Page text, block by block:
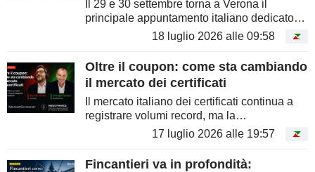
Il 29 e 30 settembre torna a Verona il
principale appuntamento italiano dedicato
alla consulenza finanziaria indipendente.
Iscrizioni aperte per un'edizione che mette al
centro intelligenza...
18 luglio 2026 alle 09:58
Oltre il coupon: come sta cambiando
il mercato dei certificati
Il mercato italiano dei certificati continua a
registrare volumi record, ma la
trasformazione più importante non è
quantitativa. Investitori e consulenti stanno
progressivamente spostando...
17 luglio 2026 alle 19:57
Fincantieri va in profondità: